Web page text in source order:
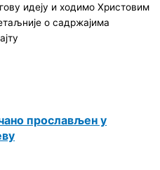
идеју и ходимо Христовим
о садржајима
прослављен у